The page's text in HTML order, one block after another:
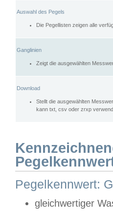
Auswahl des Pegels
Die Pegellisten zeigen alle
Ganglinien
Zeigt die ausgewählten
Download
Stellt die ausgewählten
kann txt, csv oder zrxp
Pegelkennwert:
gleichwertiger